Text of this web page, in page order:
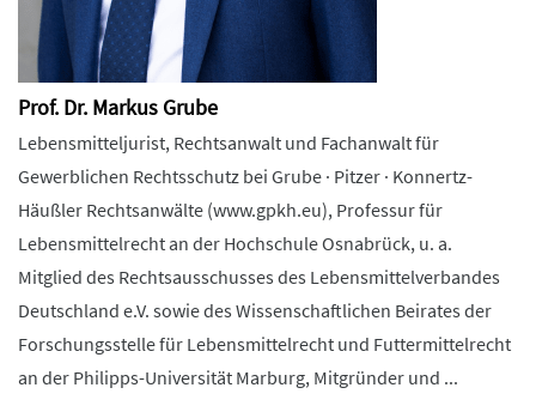
Prof. Dr. Markus Grube
Lebensmitteljurist, Rechtsanwalt und Fachanwalt für
Gewerblichen Rechtsschutz bei Grube · Pitzer · Konnertz-
Häußler Rechtsanwälte (www.gpkh.eu), Professur für
Lebensmittelrecht an der Hochschule Osnabrück, u. a.
Mitglied des Rechtsausschusses des Lebensmittelverbandes
Deutschland e.V. sowie des Wissenschaftlichen Beirates der
Forschungsstelle für Lebensmittelrecht und Futtermittelrecht
an der Philipps-Universität Marburg, Mitgründer und ...